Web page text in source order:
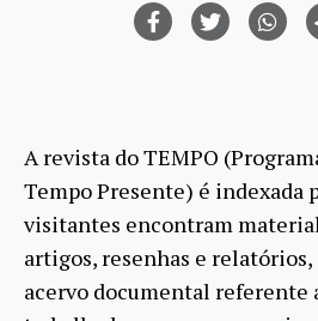
A revista do TEMPO
Tempo Presente) é indexada
visitantes encontram
artigos, resenhas e
acervo documental referente